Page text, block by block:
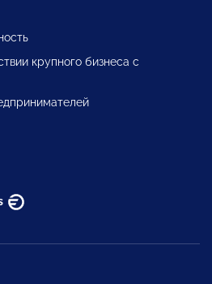
крупного бизнеса с